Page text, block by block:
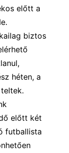
előtt a
biztos
héten, a
előtt két
futballista